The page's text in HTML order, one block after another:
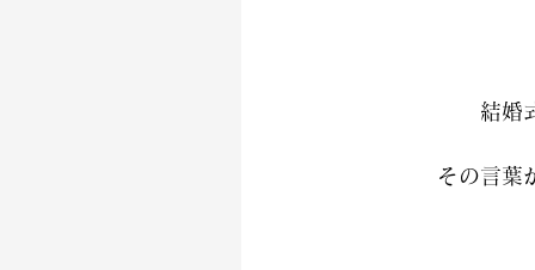
結婚
その言葉